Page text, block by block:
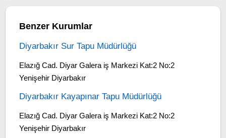
Benzer Kurumlar
Diyarbakır Sur Tapu Müdürlüğü
Elazığ Cad. Diyar Galera iş Markezi Kat:2 No:2
Yenişehir Diyarbakır
Diyarbakır Kayapınar Tapu Müdürlüğü
Elazığ Cad. Diyar Galera iş Markezi Kat:2 No:2
Yenişehir Diyarbakır